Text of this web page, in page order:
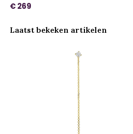
€ 269
Laatst bekeken artikelen